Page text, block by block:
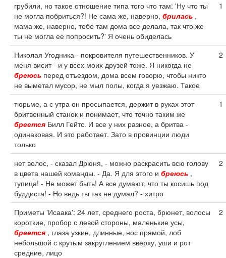
грубили, но такое отношение типа того что там: 'Ну что ты
не могла побриться?! Не сама же, наверно, брилась ,
мама же, наверно, тебе там дома все делала, так что же
ты не могла ее попросить?' Я очень обиделась
1
Николая Угодника - покровителя путешественников. У
меня висит - и у всех моих друзей тоже. Я никогда не
бреюсь перед отъездом, дома всем говорю, чтобы никто
не выметал мусор, не мыл полы, когда я уезжаю. Такое
2
тюрьме, а с утра он просыпается, держит в руках этот
бритвенный станок и понимает, что точно таким же
бреется Билл Гейтс. И все у них разное, а бритва -
одинаковая. И это работает. Зато в провинции люди
только
1
нет волос, - сказал Дрюня, - можно раскрасить всю голову
в цвета нашей команды. - Да. Я для этого и бреюсь ,
тупица! - Не может быть! А все думают, что ты косишь под
буддиста! - Но ведь ты так не думал? - хитро
2
Приметы 'Исаака': 24 лет, среднего роста, брюнет, волосы
короткие, пробор с левой стороны, маленькие усы,
бреется , глаза узкие, длинные, нос прямой, лоб
небольшой с крутым закруглением вверху, уши и рот
средние, лицо
2